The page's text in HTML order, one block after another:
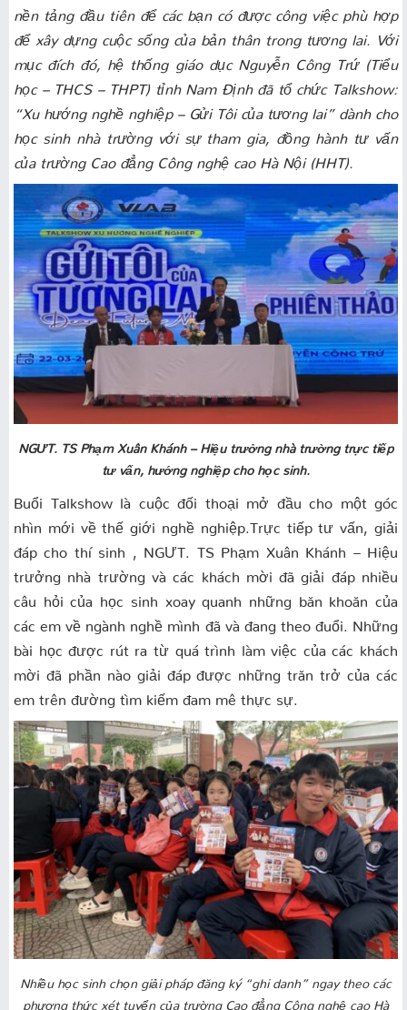
nền tảng đầu tiên để các bạn có được công việc phù hợp
để xây dựng cuộc sống của bản thân trong tương lai. Với
mục đích đó, hệ thống giáo dục Nguyễn Công Trứ (Tiểu
học – THCS – THPT) tỉnh Nam Định đã tổ chức Talkshow:
“Xu hướng nghề nghiệp – Gửi Tôi của tương lai” dành cho
học sinh nhà trường với sự tham gia, đồng hành tư vấn
của trường Cao đẳng Công nghệ cao Hà Nội (HHT).
NGƯT. TS Phạm Xuân Khánh – Hiệu trưởng nhà trường trực tiếp
tư vấn, hướng nghiệp cho học sinh.
Buổi Talkshow là cuộc đối thoại mở đầu cho một góc
nhìn mới về thế giới nghề nghiệp.Trực tiếp tư vấn, giải
đáp cho thí sinh , NGƯT. TS Phạm Xuân Khánh – Hiệu
trưởng nhà trường và các khách mời đã giải đáp nhiều
câu hỏi của học sinh xoay quanh những băn khoăn của
các em về ngành nghề mình đã và đang theo đuổi. Những
bài học được rút ra từ quá trình làm việc của các khách
mời đã phần nào giải đáp được những trăn trở của các
em trên đường tìm kiếm đam mê thực sự.
Nhiều học sinh chọn giải pháp đăng ký “ghi danh” ngay theo các
phương thức xét tuyển của trường Cao đẳng Công nghệ cao Hà